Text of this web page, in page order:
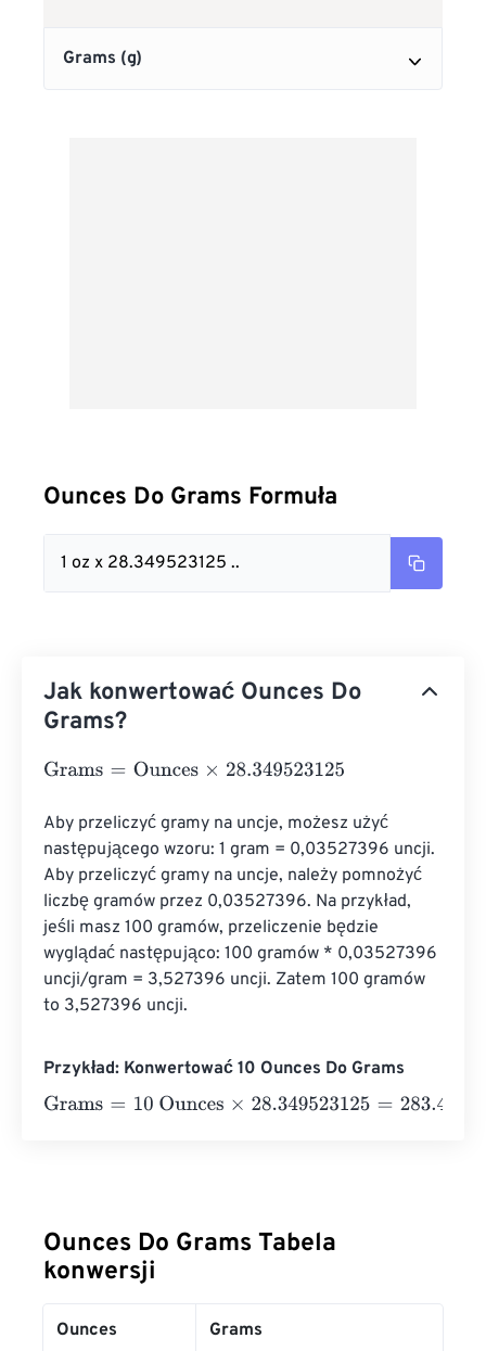
Ounces Do Grams Formuła
1 oz x 28.349523125 ..
Jak konwertować Ounces Do
Grams?
Grams= Ounces×28.349523125
Aby przeliczyć gramy na uncje, możesz użyć
następującego wzoru: 1 gram = 0,03527396 uncji.
Aby przeliczyć gramy na uncje, należy pomnożyć
liczbę gramów przez 0,03527396. Na przykład,
jeśli masz 100 gramów, przeliczenie będzie
wyglądać następująco: 100 gramów * 0,03527396
uncji/gram = 3,527396 uncji. Zatem 100 gramów
to 3,527396 uncji.
Przykład: Konwertować 10 Ounces Do Grams
Grams= 10 Ounces×28.349523125=283.4952313
Ounces Do Grams Tabela
konwersji
Ounces Grams